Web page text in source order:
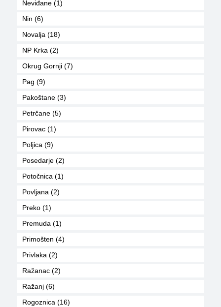
Neviđane (1)
Nin (6)
Novalja (18)
NP Krka (2)
Okrug Gornji (7)
Pag (9)
Pakoštane (3)
Petrčane (5)
Pirovac (1)
Poljica (9)
Posedarje (2)
Potočnica (1)
Povljana (2)
Preko (1)
Premuda (1)
Primošten (4)
Privlaka (2)
Ražanac (2)
Ražanj (6)
Rogoznica (16)